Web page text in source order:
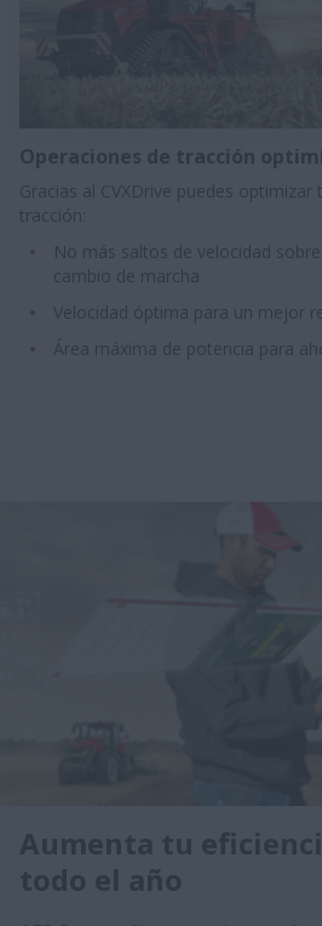
Operaciones de tracción
Gracias al CVXDrive puedes
tracción:​​​
No más saltos de velocidad
cambio de marcha
Velocidad óptima para un mejor
Área máxima de potencia para
Aumenta tu
todo el año